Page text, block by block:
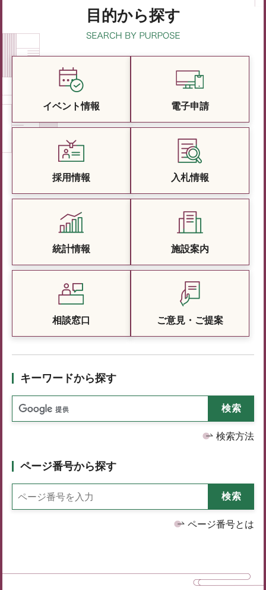
目的から探す
イベント情報 電子申請
採用情報 入札情報
統計情報 施設案内
相談窓口 ご意見・ご提案
キーワードから探す
検索方法
ページ番号から探す
ページ番号とは